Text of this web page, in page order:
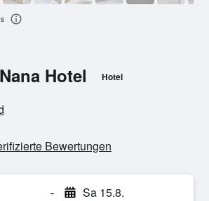
Hotel Hotel
Bewertungen
- Sa 15.8.